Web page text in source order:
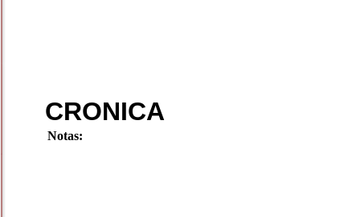
CRONICA
Notas: